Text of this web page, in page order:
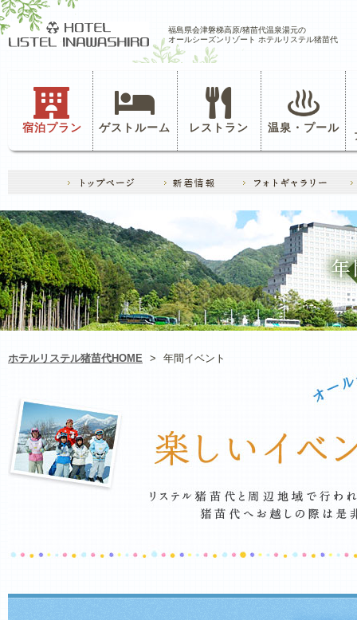
福島県会津磐梯高原/猪苗代温泉湯元の
オールシーズンリゾート ホテルリステル猪苗代
宿泊プラン ゲストルーム レストラン 温泉・プール
ホテルリステル猪苗代HOME > 年間イベント